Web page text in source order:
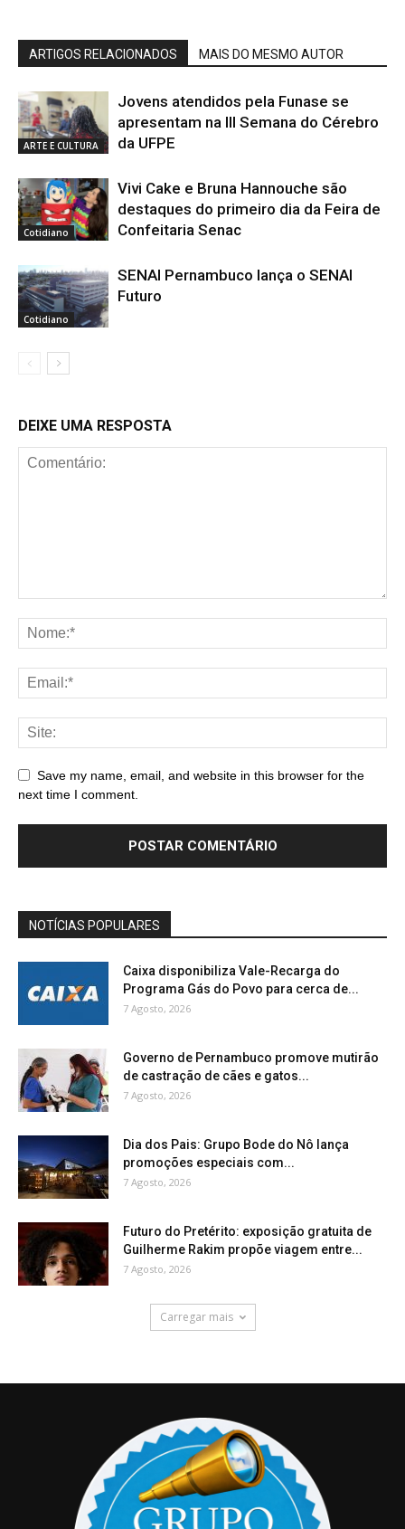
ARTIGOS RELACIONADOS MAIS DO MESMO AUTOR
ARTE E CULTURA
Jovens atendidos pela Funase se
apresentam na III Semana do Cérebro
da UFPE
Cotidiano
Vivi Cake e Bruna Hannouche são
destaques do primeiro dia da Feira de
Confeitaria Senac
Cotidiano
SENAI Pernambuco lança o SENAI
Futuro
DEIXE UMA RESPOSTA
Save my name, email, and website in this browser for the
next time I comment.
NOTÍCIAS POPULARES
Caixa disponibiliza Vale-Recarga do
Programa Gás do Povo para cerca de...
7 Agosto, 2026
Governo de Pernambuco promove mutirão
de castração de cães e gatos...
7 Agosto, 2026
Dia dos Pais: Grupo Bode do Nô lança
promoções especiais com...
7 Agosto, 2026
Futuro do Pretérito: exposição gratuita de
Guilherme Rakim propõe viagem entre...
7 Agosto, 2026
Carregar mais